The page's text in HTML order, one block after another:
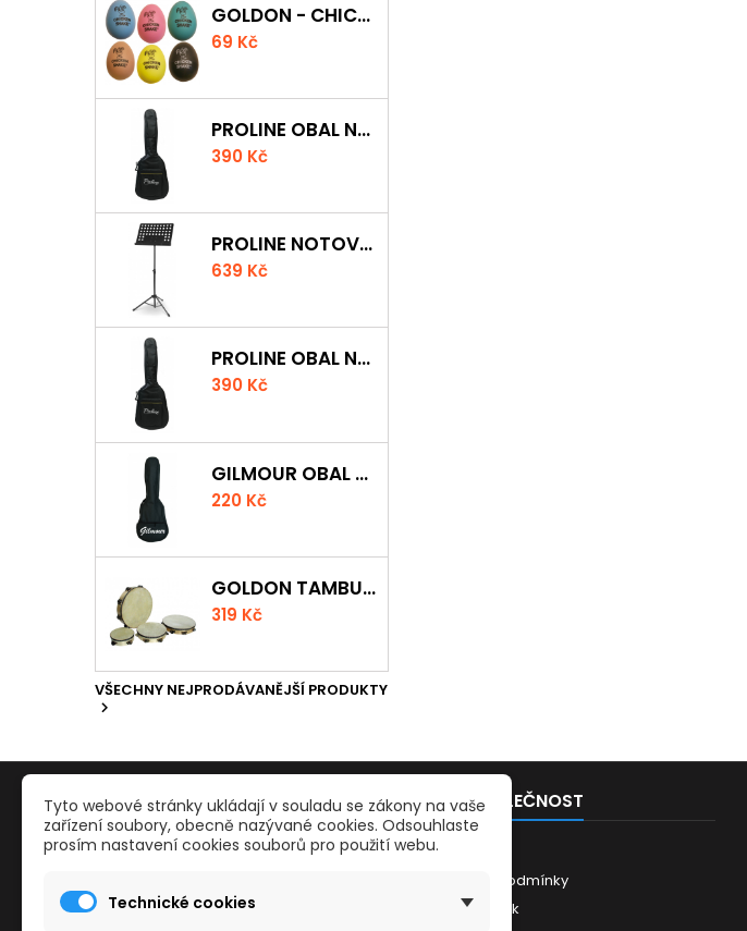
GOLDON - CHICKEN SHAKER
69 Kč
PROLINE OBAL NA AKUSTICKOU KYTARU S 5 MM POLSTROVÁNÍM
390 Kč
PROLINE NOTOVÝ PULT ODLEHČENÝ
639 Kč
PROLINE OBAL NA KLASICKOU KYTARU S 5 MM POLSTROVÁNÍM
390 Kč
GILMOUR OBAL NA UKULELE CONCERT
220 Kč
GOLDON TAMBURÍNA S BLÁNOU A ČINELKY 20CM
319 Kč
VŠECHNY NEJPRODÁVANĚJŠÍ PRODUKTY

PRODUKTY
Reklamace a odstoupení od smlouvy
Nové zboží
NAŠE SPOLEČNOST
Kontakty
Obchodní podmínky
Mapa stránek
Tyto webové stránky ukládají v souladu se zákony na vaše
zařízení soubory, obecně nazývané cookies. Odsouhlaste
prosím nastavení cookies souborů pro použití webu.
Technické cookies